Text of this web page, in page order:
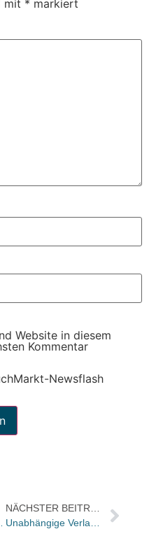
mit * markiert
Website in diesem
Kommentar
Newsflash